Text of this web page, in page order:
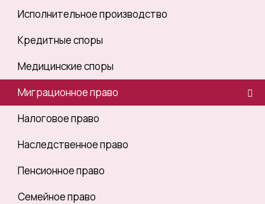
Исполнительное производство
Кредитные споры
Медицинские споры
Миграционное право
Налоговое право
Наследственное право
Пенсионное право
Семейное право